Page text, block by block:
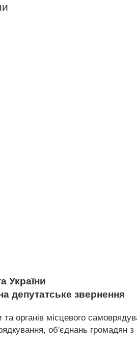
України
депутатське звернення
органів місцевого
об'єднань громадян